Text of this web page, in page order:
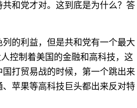
和党才对。这到底是为什么？答
的利益，但是共和党有一个最大
控制着美国的金融和高科技，这
打贸易战的时候，第一个跳出来
苹果等高科技巨头都出来反对特